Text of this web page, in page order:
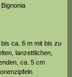
ca. 6 m mit bis zu
lanzettlichen,
ca. 5 cm